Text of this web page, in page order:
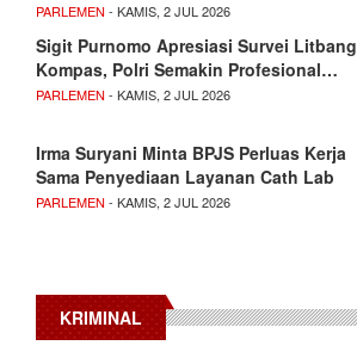
PARLEMEN - KAMIS, 2 JUL 2026
Sigit Purnomo Apresiasi Survei Litbang
Kompas, Polri Semakin Profesional…
PARLEMEN - KAMIS, 2 JUL 2026
Irma Suryani Minta BPJS Perluas Kerja
Sama Penyediaan Layanan Cath Lab
PARLEMEN - KAMIS, 2 JUL 2026
KRIMINAL